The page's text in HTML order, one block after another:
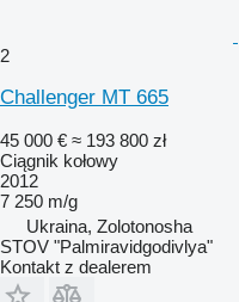
2
Challenger MT 665
45 000 € ≈ 193 800 zł
Ciągnik kołowy
2012
7 250 m/g
Ukraina, Zolotonosha
STOV "Palmiravidgodivlya"
Kontakt z dealerem